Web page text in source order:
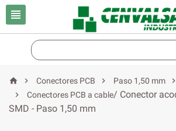

  Conectores PCB  Paso 1,50 mm 

Conectores PCB a cable/ Conector
SMD - Paso 1,50 mm